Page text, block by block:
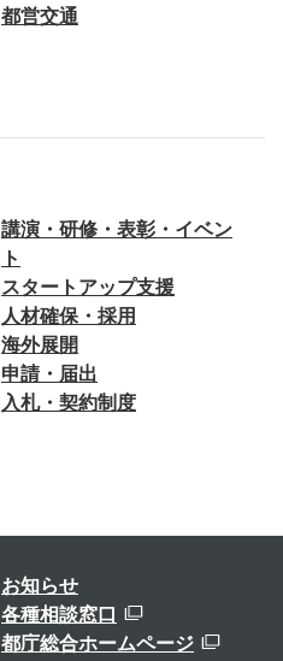
都営交通
講演・研修・表彰・イベン
ト
スタートアップ支援
人材確保・採用
海外展開
申請・届出
入札・契約制度
お知らせ
各種相談窓口
都庁総合ホームページ